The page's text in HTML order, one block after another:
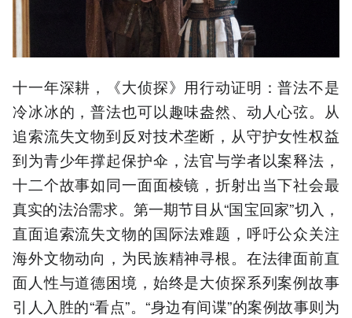
十一年深耕，《大侦探》用行动证明：普法不是
冷冰冰的，普法也可以趣味盎然、动人心弦。从
追索流失文物到反对技术垄断，从守护女性权益
到为青少年撑起保护伞，法官与学者以案释法，
十二个故事如同一面面棱镜，折射出当下社会最
真实的法治需求。第一期节目从“国宝回家”切入，
直面追索流失文物的国际法难题，呼吁公众关注
海外文物动向，为民族精神寻根。在法律面前直
面人性与道德困境，始终是大侦探系列案例故事
引人入胜的“看点”。“身边有间谍”的案例故事则为